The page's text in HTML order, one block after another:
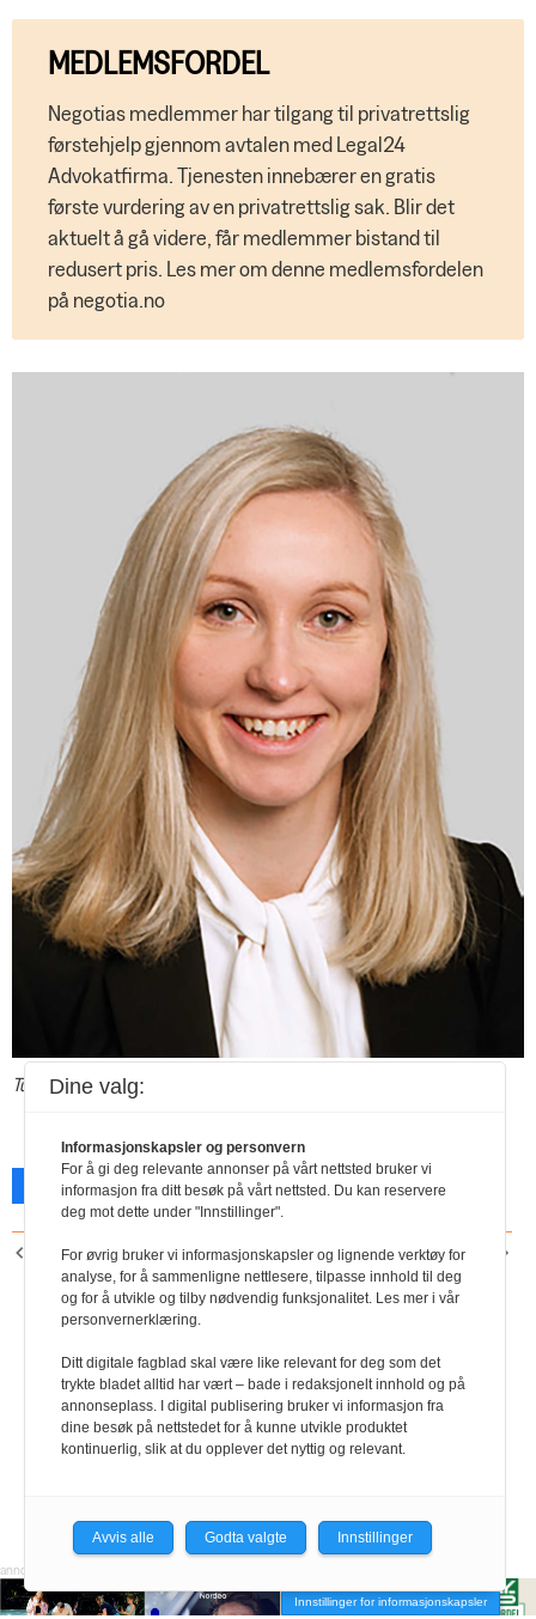
MEDLEMSFORDEL
Negotias medlemmer har tilgang til privatrettslig
førstehjelp gjennom avtalen med Legal24
Advokatfirma. Tjenesten innebærer en gratis
første vurdering av en privatrettslig sak. Blir det
aktuelt å gå videre, får medlemmer bistand til
redusert pris. Les mer om denne medlemsfordelen
på negotia.no
Tuva Higdem
Facebook X Skriv ut
FORRIGE ARTIKKEL
Mindre i lommeboka uten
fagbevegelsen
NESTE ARTIKKEL
Skjerpet likestilling
Innstillinger for informasjonskapsler
Dine valg:
Informasjonskapsler og personvern
For å gi deg relevante annonser på vårt nettsted bruker vi
informasjon fra ditt besøk på vårt nettsted. Du kan reservere
deg mot dette under "Innstillinger".
For øvrig bruker vi informasjonskapsler og lignende verktøy for
analyse, for å sammenligne nettlesere, tilpasse innhold til deg
og for å utvikle og tilby nødvendig funksjonalitet. Les mer i vår
personvernerklæring.
Ditt digitale fagblad skal være like relevant for deg som det
trykte bladet alltid har vært – bade i redaksjonelt innhold og på
annonseplass. I digital publisering bruker vi informasjon fra
dine besøk på nettstedet for å kunne utvikle produktet
kontinuerlig, slik at du opplever det nyttig og relevant.
Avvis alle Godta valgte Innstillinger